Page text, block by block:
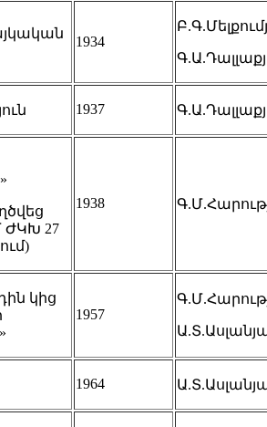
1934
1937
27
1938
կից
1957
1964